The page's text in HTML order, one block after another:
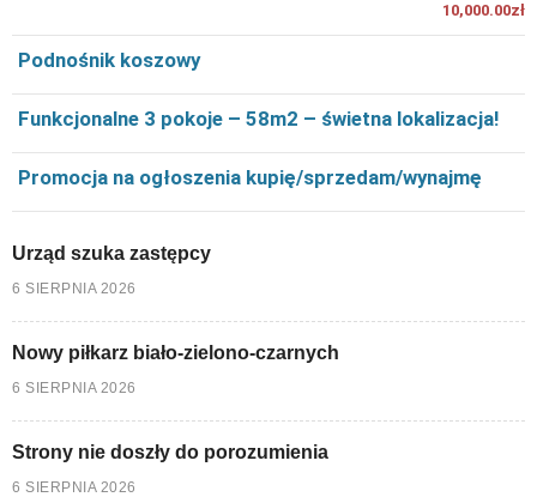
10,000.00zł
Podnośnik koszowy
Funkcjonalne 3 pokoje – 58m2 – świetna lokalizacja!
Promocja na ogłoszenia kupię/sprzedam/wynajmę
Urząd szuka zastępcy
6 SIERPNIA 2026
Nowy piłkarz biało-zielono-czarnych
6 SIERPNIA 2026
Strony nie doszły do porozumienia
6 SIERPNIA 2026